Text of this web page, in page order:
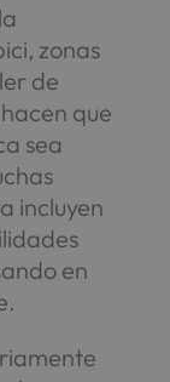
zonas
de
que
sea
incluyen
en